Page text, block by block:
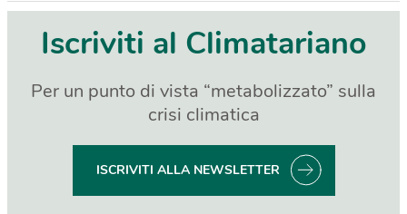
Iscriviti al Climatariano
Per un punto di vista “metabolizzato” sulla
crisi climatica
ISCRIVITI ALLA NEWSLETTER